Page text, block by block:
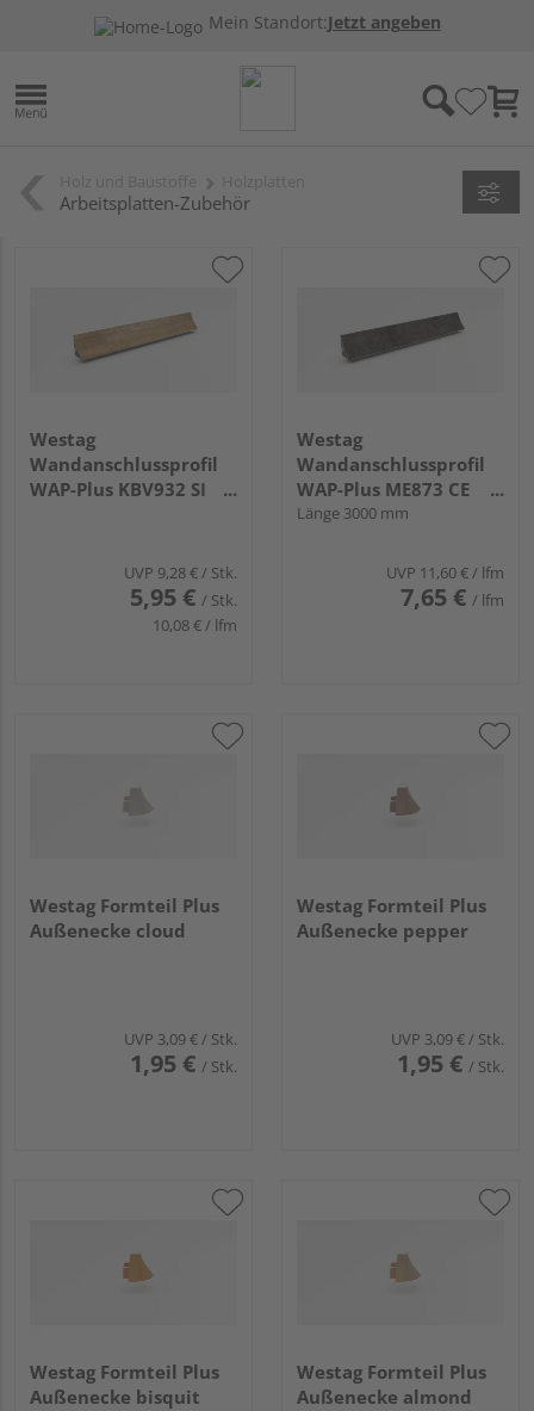
Mein Standort:Jetzt angeben
Arbeitsplatten-Zubehör
Westag
Wandanschlussprofil
WAP-Plus KBV932 SI
UVP 9,28 €/ Stk.
5,95 € / Stk.
10,08 € / lfm
Westag
Wandanschlussprofil
WAP-Plus ME873 CE
metall versicolour
Länge 3000 mm
UVP 11,60 €/ lfm
7,65 € / lfm
Westag Formteil Plus
Außenecke cloud
UVP 3,09 €/ Stk.
1,95 € / Stk.
Westag Formteil Plus
Außenecke pepper
UVP 3,09 €/ Stk.
1,95 € / Stk.
Westag Formteil Plus
Außenecke bisquit
Westag Formteil Plus
Außenecke almond